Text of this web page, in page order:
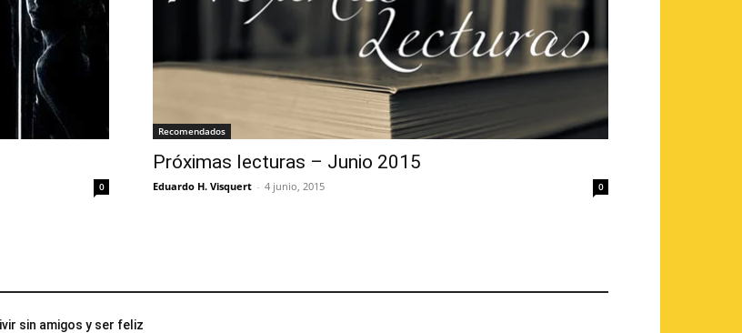
0
Recomendados
Próximas lecturas – Junio 2015
Eduardo H. Visquert - 4 junio, 2015 0
sin amigos y ser feliz